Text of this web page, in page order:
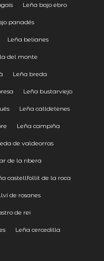
Leña bajo ebro
panadés
Leña belianes
del monte
Leña breda
Leña bustarviejo
Leña calldetenes
Leña campiña
de valdeorras
de la ribera
castellfollit de la roca
de rosanes
de rei
Leña cercedilla